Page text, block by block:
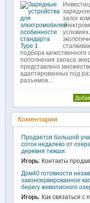
залог
подбора качественного
пополнения запаса
представлено
адаптированных под
разъемов...
Коментарии
Продается большой
соток недалеко от
деревня тюкши.
Игорь: Контакты
Дом40 готовности
законсервированное
берегу живописного
Игорь: Как связаться с